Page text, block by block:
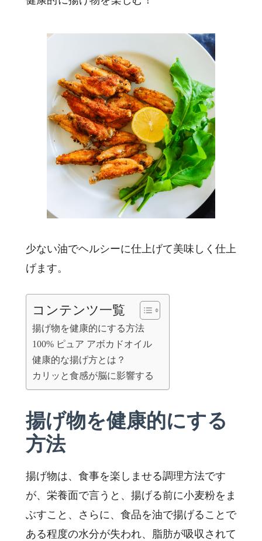
少ない油でヘルシーに仕上げて美味しく仕上
げます。
コンテンツ一覧
揚げ物を健康的にする方法
100% ピュア アボカドオイル
健康的な揚げ方とは？
カリッと食感が脳に影響する
揚げ物を健康的にする
方法
揚げ物は、食事を楽しませる調理方法です
が、栄養面で言うと、揚げる前に小麦粉をま
ぶすこと、さらに、食品を油で揚げることで
ある程度の水分が失われ、脂肪が吸収されて